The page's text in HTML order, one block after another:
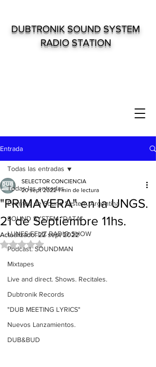
DUBTRONIK SOUND SYSTEM
RADIO STATION
Entrada
Todas las entradas
Eventos de Sound System. Argentina
SOUND SYSTEM "DATA"
LUNES FELIZ RADIO SHOW
Podcast. SOUNDMAN
Mixtapes
Live and direct. Shows. Recitales.
Dubtronik Records
"DUB MEETING LYRICS"
Nuevos Lanzamientos.
DUB&BUD
Todas las entradas
"PRIMAVERA" en la UNGS.
21 de Septiembre 11hs.
SELECTOR CONCIENCIA
20 sept 2022 1 min de lectura
Actualizado:22 sept 2022
Obtuvo NaN de 5 estrellas.